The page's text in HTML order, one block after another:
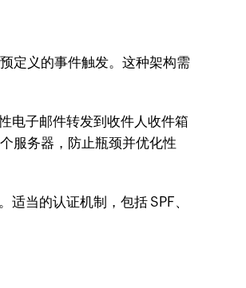
定义的事件触发。这种架构需
电子邮件转发到收件人收件箱
服务器，防止瓶颈并优化性
当的认证机制，包括 SPF、